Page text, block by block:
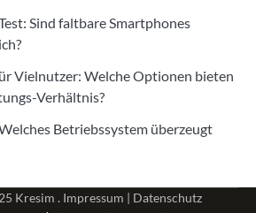
Sind faltbare Smartphones
Vielnutzer: Welche Optionen bieten
Verhältnis?
Betriebssystem überzeugt
Kresim . Impressum | Datenschutz